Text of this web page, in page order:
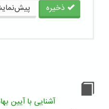
ذخیره
آشنایی با آیین